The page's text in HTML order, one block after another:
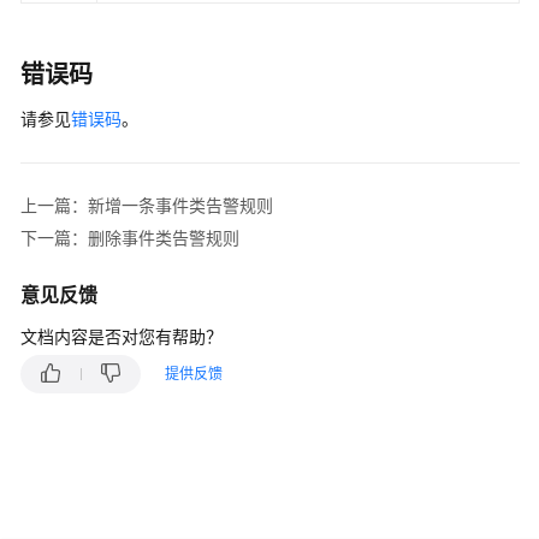
错误码
请参见错误码。
上一篇：新增一条事件类告警规则
下一篇：删除事件类告警规则
意见反馈
文档内容是否对您有帮助？
提供反馈